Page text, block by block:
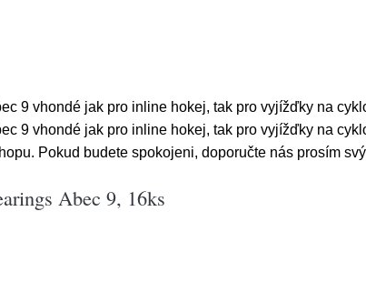
9 vhondé jak pro inline hokej, tak pro vyjížďky na
9 vhondé jak pro inline hokej, tak pro vyjížďky na
Pokud budete spokojeni, doporučte nás prosím
Abec 9, 16ks